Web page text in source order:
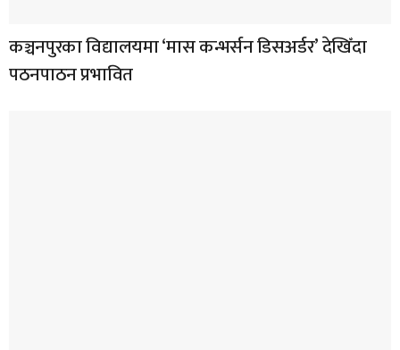
कञ्चनपुरका विद्यालयमा ‘मास कन्भर्सन डिसअर्डर’ देखिँदा
पठनपाठन प्रभावित